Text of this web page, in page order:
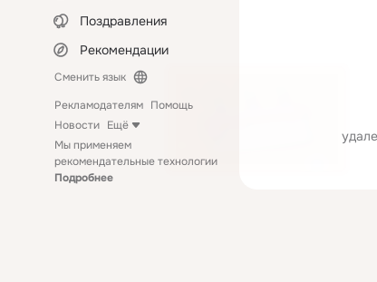
Поздравления
Рекомендации
Сменить язык
Рекламодателям Помощь
Новости Ещё
Мы применяем
рекомендательные технологии
Подробнее